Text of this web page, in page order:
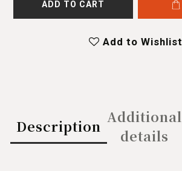
ADD TO CART
Add to Wishlist
Description
Additional
details